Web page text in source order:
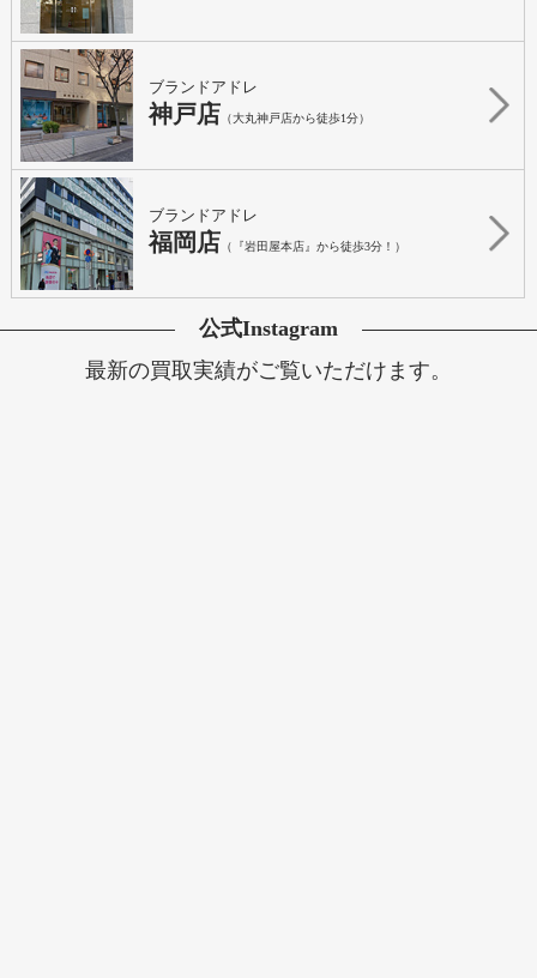
ブランドアドレ
神戸店 （大丸神戸店から徒歩1分）
ブランドアドレ
福岡店 （『岩田屋本店』から徒歩3分！）
公式Instagram
最新の買取実績がご覧いただけます。